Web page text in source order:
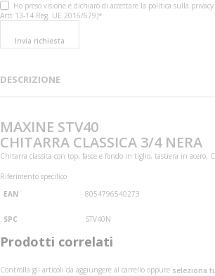
Ho preso visione e dichiaro di accettare la politica sulla
Artt 13-14 Reg. UE 2016/679)*
Invia richiesta
DESCRIZIONE
MAXINE STV40
CHITARRA CLASSICA 3/4 NERA
Chitarra classica con top, fasce e fondo in tiglio, tastiera in acero,
Riferimento specifico
EAN
8054796540273
SPC STV40N
Prodotti correlati
Controlla gli articoli da aggiungere al carrello oppure seleziona